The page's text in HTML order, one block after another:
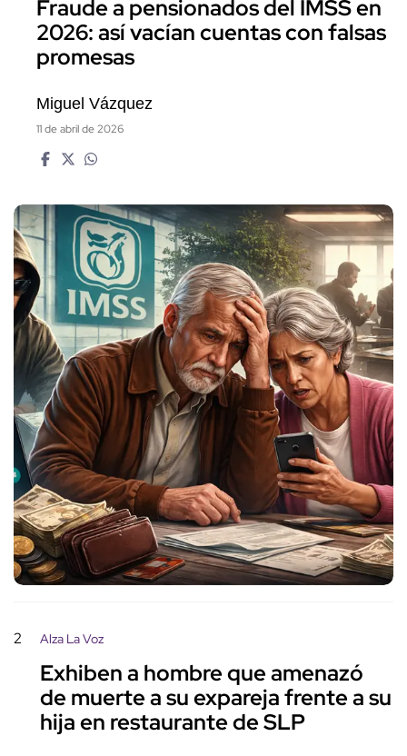
Fraude a pensionados del IMSS en
2026: así vacían cuentas con falsas
promesas
Miguel Vázquez
11 de abril de 2026
2 Alza La Voz
Exhiben a hombre que amenazó
de muerte a su expareja frente a su
hija en restaurante de SLP